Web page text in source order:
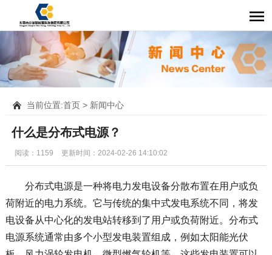
当前位置:首页> 新闻中心
什么是分布式电源？
阅读：1159 更新时间：2024-02-26 14:10:02
分布式电源是一种将电力发电设备分散布置在用户或负
荷附近的电力系统。它与传统的集中式发电系统不同，将发
电设备从中心化的发电站转移到了用户或负荷附近。分布式
电源系统通常由多个小型发电装置组成，例如太阳能光伏